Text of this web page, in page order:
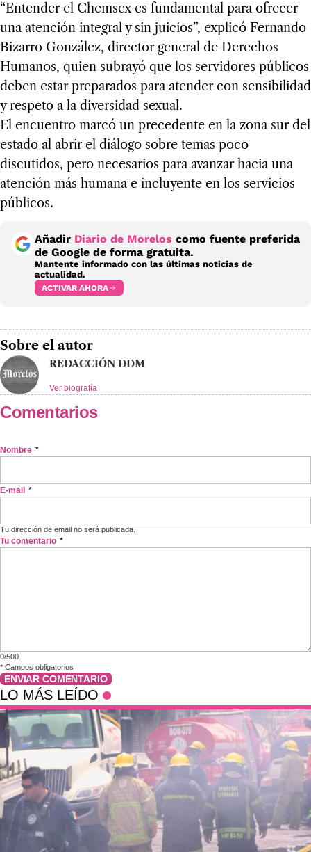
“Entender el Chemsex es fundamental para ofrecer
una atención integral y sin juicios”, explicó Fernando
Bizarro González, director general de Derechos
Humanos, quien subrayó que los servidores públicos
deben estar preparados para atender con sensibilidad
y respeto a la diversidad sexual.
El encuentro marcó un precedente en la zona sur del
estado al abrir el diálogo sobre temas poco
discutidos, pero necesarios para avanzar hacia una
atención más humana e incluyente en los servicios
públicos.
Añadir Diario de Morelos como fuente preferida
de Google de forma gratuita.
Mantente informado con las últimas noticias de
actualidad.
ACTIVAR AHORA
Sobre el autor
REDACCIÓN DDM
Ver biografía
Comentarios
Nombre *
E-mail *
Tu dirección de email no será publicada.
Tu comentario *
0/500
* Campos obligatorios
ENVIAR COMENTARIO
LO MÁS LEÍDO